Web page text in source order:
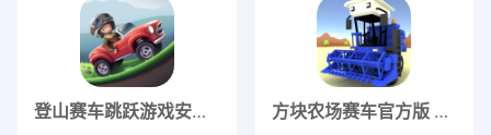
登山赛车跳跃游戏安卓版 v1.03 方块农场赛车官方版 v1.52